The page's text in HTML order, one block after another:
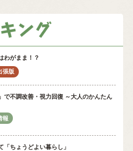
わがまま！？
で不調改善・視力回復 ～大人のかんたん
「ちょうどよい暮らし」